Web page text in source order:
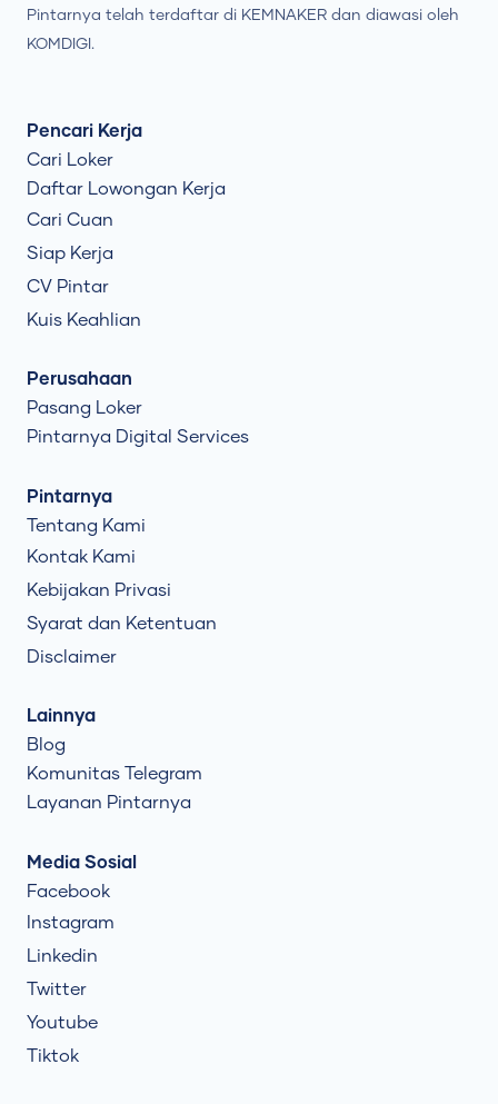
Pintarnya telah terdaftar di KEMNAKER dan diawasi oleh
KOMDIGI.
Pencari Kerja
Cari Loker
Daftar Lowongan Kerja
Cari Cuan
Siap Kerja
CV Pintar
Kuis Keahlian
Perusahaan
Pasang Loker
Pintarnya Digital Services
Pintarnya
Tentang Kami
Kontak Kami
Kebijakan Privasi
Syarat dan Ketentuan
Disclaimer
Lainnya
Blog
Komunitas Telegram
Layanan Pintarnya
Media Sosial
Facebook
Instagram
Linkedin
Twitter
Youtube
Tiktok